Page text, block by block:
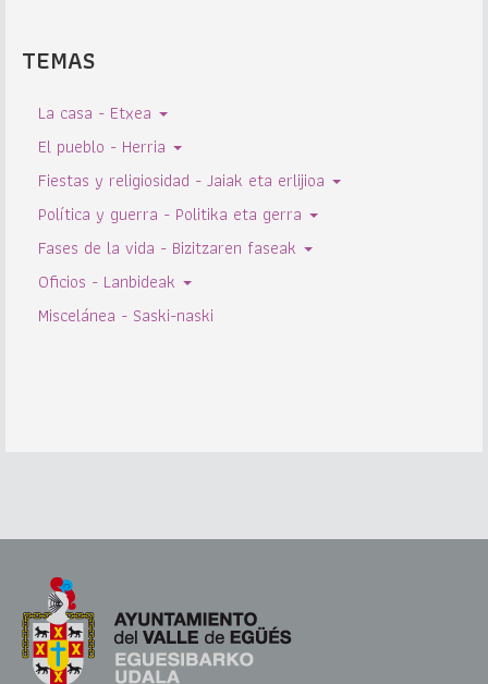
TEMAS
La casa - Etxea
El pueblo - Herria
Fiestas y religiosidad - Jaiak eta erlijioa
Política y guerra - Politika eta gerra
Fases de la vida - Bizitzaren faseak
Oficios - Lanbideak
Miscelánea - Saski-naski